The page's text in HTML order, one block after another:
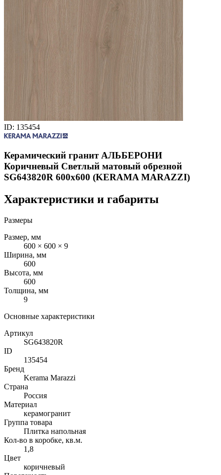
ID: 135454
Керамический гранит АЛЬБЕРОНИ
Коричневый Светлый матовый обрезной
SG643820R 600х600 (KERAMA MARAZZI)
Характеристики и габариты
Размеры
Размер, мм
600 × 600 × 9
Ширина, мм
600
Высота, мм
600
Толщина, мм
9
Основные характеристики
Артикул
SG643820R
ID
135454
Бренд
Kerama Marazzi
Страна
Россия
Материал
керамогранит
Группа товара
Плитка напольная
Кол-во в коробке, кв.м.
1,8
Цвет
коричневый